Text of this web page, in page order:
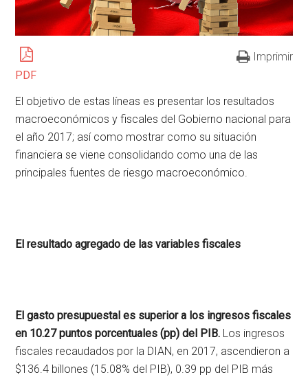
PDF
Imprimir
El objetivo de estas líneas es presentar los resultados
macroeconómicos y fiscales del Gobierno nacional para
el año 2017; así como mostrar como su situación
financiera se viene consolidando como una de las
principales fuentes de riesgo macroeconómico.
El resultado agregado de las variables fiscales
El gasto presupuestal es superior a los ingresos fiscales
en 10.27 puntos porcentuales (pp) del PIB. Los ingresos
fiscales recaudados por la DIAN, en 2017, ascendieron a
$136.4 billones (15.08% del PIB), 0.39 pp del PIB más